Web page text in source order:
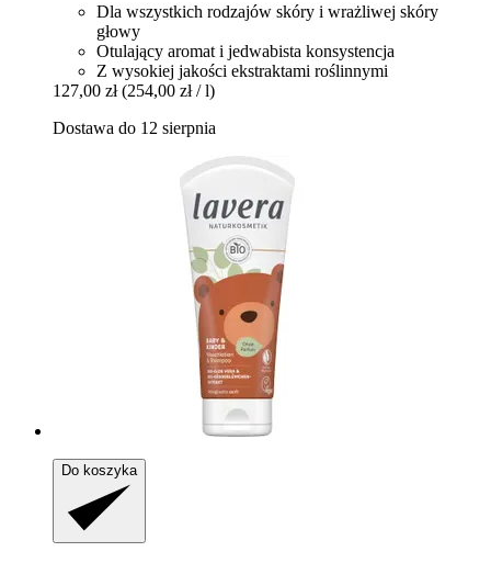
Dla wszystkich rodzajów skóry i wrażliwej skóry
głowy
Otulający aromat i jedwabista konsystencja
Z wysokiej jakości ekstraktami roślinnymi
127,00 zł (254,00 zł / l)
Dostawa do 12 sierpnia
Do koszyka